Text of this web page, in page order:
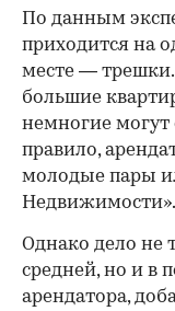
По данным
приходится на
месте — трешки.
большие
немногие могут
правило,
молодые пары
Недвижимости».
Однако дело не
средней, но и в
арендатора,